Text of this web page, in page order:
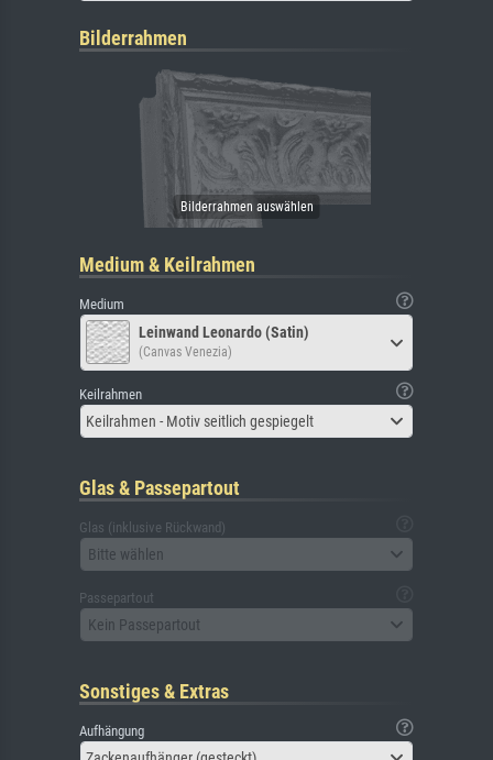
Bilderrahmen
Medium & Keilrahmen
Medium
Leinwand Leonardo (Satin)
(Canvas Venezia)
Keilrahmen
Keilrahmen - Motiv seitlich gespiegelt
Glas & Passepartout
Glas (inklusive Rückwand)
Bitte wählen
Passepartout
Kein Passepartout
Sonstiges & Extras
Aufhängung